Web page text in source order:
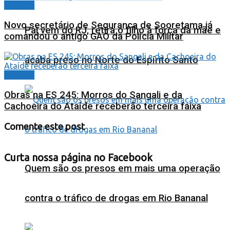
Pai vem do RJ, retira o filho à força da mãe e
acaba preso no Norte do Espírito Santo
Quem são os presos em mais uma operação
contra o tráfico de drogas em Rio Bananal
Novo secretário de Segurança de Sooretama já
comandou o antigo GAO da Polícia Militar
Obras na ES 245: Morros do Sangali e da
Cachoeira do Ataíde receberão terceira faixa
Comente este post
Curta nossa página no Facebook